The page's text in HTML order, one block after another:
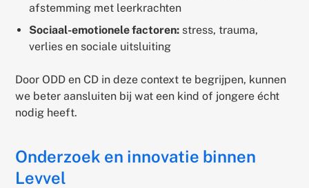
afstemming met leerkrachten
Sociaal-emotionele factoren: stress, trauma,
verlies en sociale uitsluiting
Door ODD en CD in deze context te begrijpen, kunnen
we beter aansluiten bij wat een kind of jongere écht
nodig heeft.
Onderzoek en innovatie binnen
Levvel